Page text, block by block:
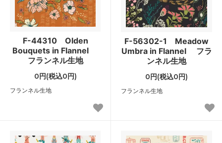
F-44310 Olden
Bouquets in Flannel
フランネル生地
0円(税込0円)
フランネル生地
F-56302-1 Meadow
Umbra in Flannel フラ
ンネル生地
0円(税込0円)
フランネル生地